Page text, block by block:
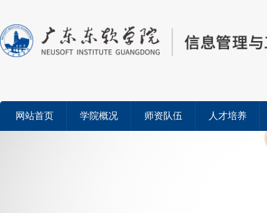
网站首页 学院概况 师资队伍 人才培养